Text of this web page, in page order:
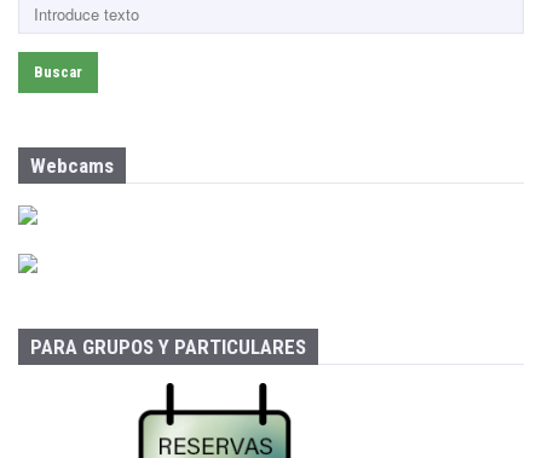
u
s
a
:
Webcams
PARA GRUPOS Y PARTICULARES